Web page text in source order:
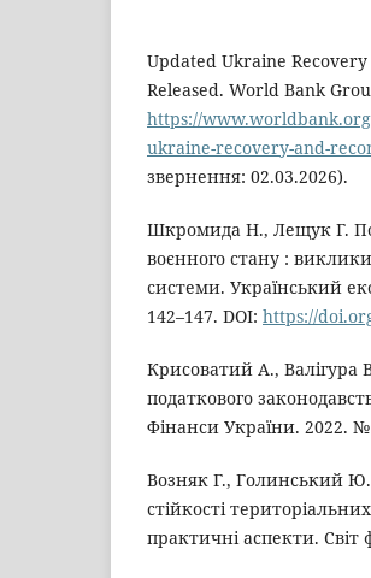
Updated Ukraine
Released. World Bank
https://
ukraine-recovery-and-
звернення: 02.03.2026).
Шкромида Н., Лещук Г.
воєнного стану :
системи. Український
142–147. DOI: https://
Крисоватий А., Валігура
податкового
Фінанси України. 2022. №
Возняк Г., Голинський
стійкості
практичні аспекти. Світ